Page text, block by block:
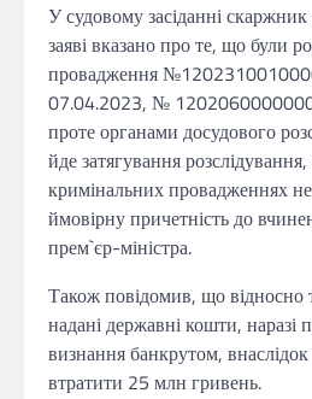
У судовому засіданні
заяві вказано про те, що були
провадження
07.04.2023, №
проте органами досудового
йде затягування
кримінальних провадженнях
ймовірну причетність до
прем`єр-міністра.
Також повідомив, що відносно
надані державні кошти, наразі
визнання банкрутом,
втратити 25 млн гривень.